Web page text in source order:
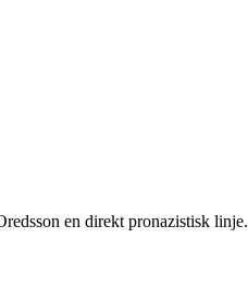
en direkt pronazistisk linje.